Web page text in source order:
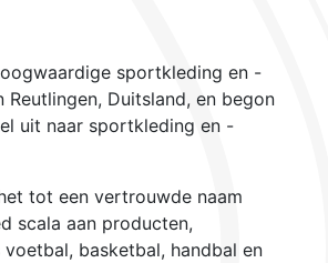
sportkleding en -
Duitsland, en begon
uit naar sportkleding en -
tot een vertrouwde naam
scala aan producten,
basketbal, handbal en